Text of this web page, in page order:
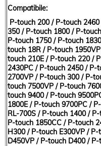
Compatibile:
P-touch 200 / P-touch
350 / P-touch 1800 / P-
P-touch 1750 / P-touch
touch 18R / P-touch
touch 210E / P-touch 220 /
2430PC / P-touch 2450 / P-
2700VP / P-touch 300 / P-
touch 7500VP / P-touch
touch 9400 / P-touch
1800E / P-touch 9700PC /
RL-700S / P-touch 1400 /
P-touch 1850CC / P-touch
H300 / P-touch E300VP /
D450VP / P-touch D400 /